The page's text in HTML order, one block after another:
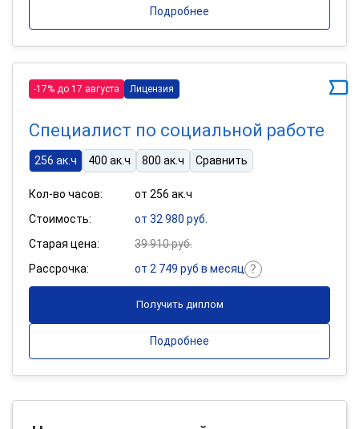
Подробнее
-17% до 17 августа Лицензия
Специалист по социальной работе
256 ак.ч 400 ак.ч 800 ак.ч Сравнить
Кол-во часов:
от 256 ак.ч
Стоимость:
от 32 980 руб.
Старая цена:
39 910 руб.
Рассрочка:
от 2 749 руб в месяц
Получить диплом
Подробнее